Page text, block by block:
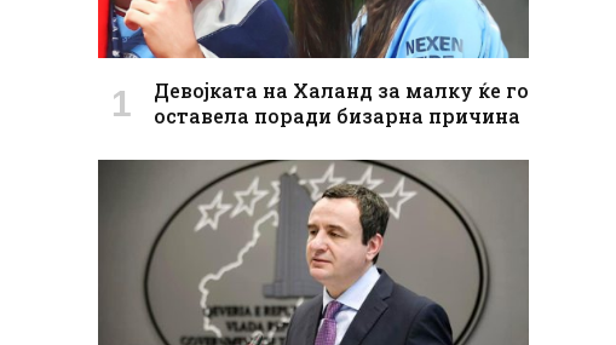
Девојката на Халанд за малку ќе го
оставела поради бизарна причина